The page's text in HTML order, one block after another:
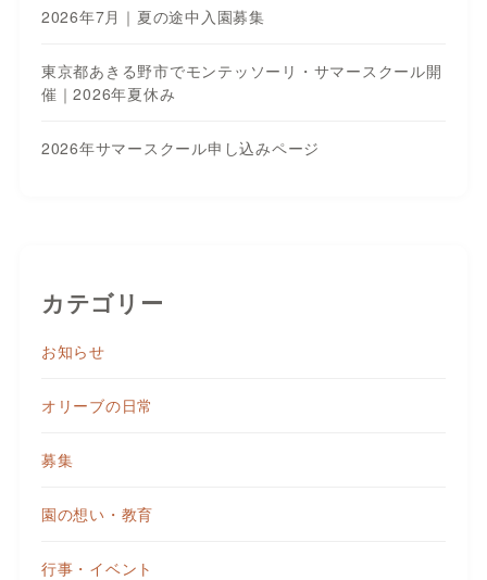
2026年7月｜夏の途中入園募集
東京都あきる野市でモンテッソーリ・サマースクール開
催｜2026年夏休み
2026年サマースクール申し込みページ
カテゴリー
お知らせ
オリーブの日常
募集
園の想い・教育
行事・イベント